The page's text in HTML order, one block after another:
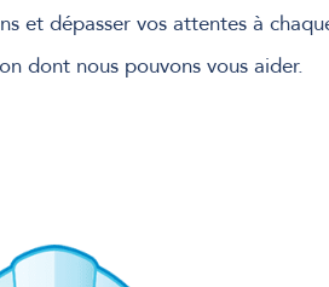
et dépasser vos attentes à
dont nous pouvons vous aider.